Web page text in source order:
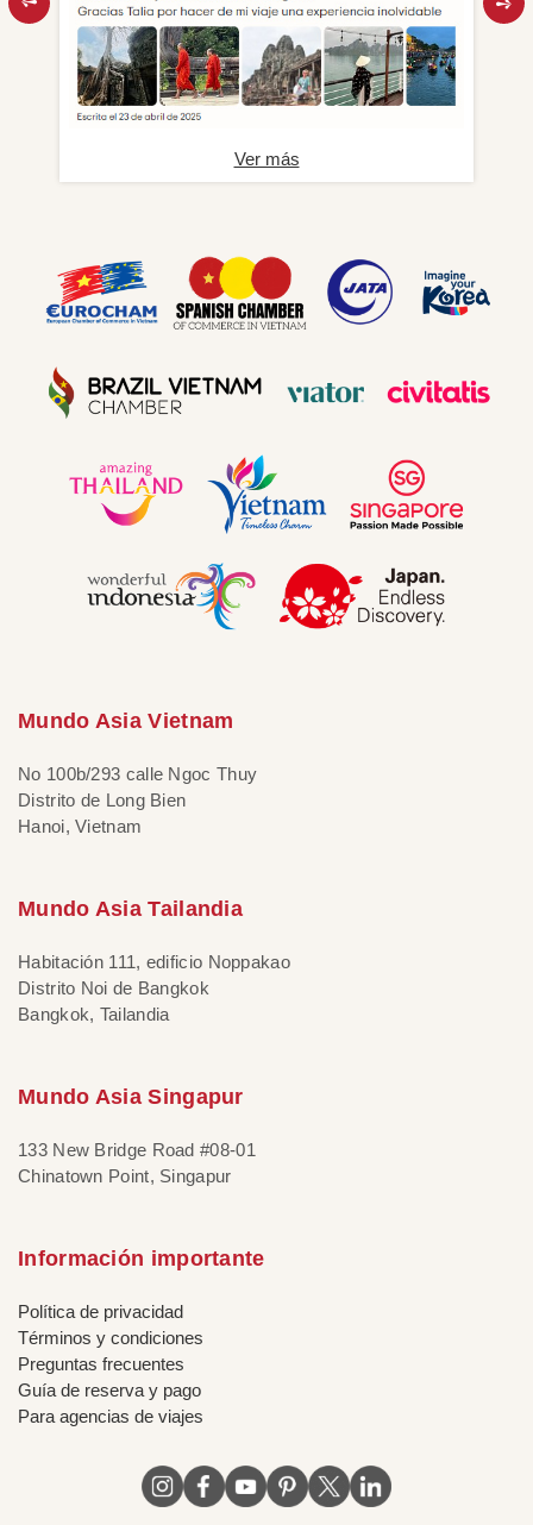
Ver más
Mundo Asia Vietnam
No 100b/293 calle Ngoc Thuy
Distrito de Long Bien
Hanoi, Vietnam
Mundo Asia Tailandia
Habitación 111, edificio Noppakao
Distrito Noi de Bangkok
Bangkok, Tailandia
Mundo Asia Singapur
133 New Bridge Road #08-01
Chinatown Point, Singapur
Información importante
Política de privacidad
Términos y condiciones
Preguntas frecuentes
Guía de reserva y pago
Para agencias de viajes